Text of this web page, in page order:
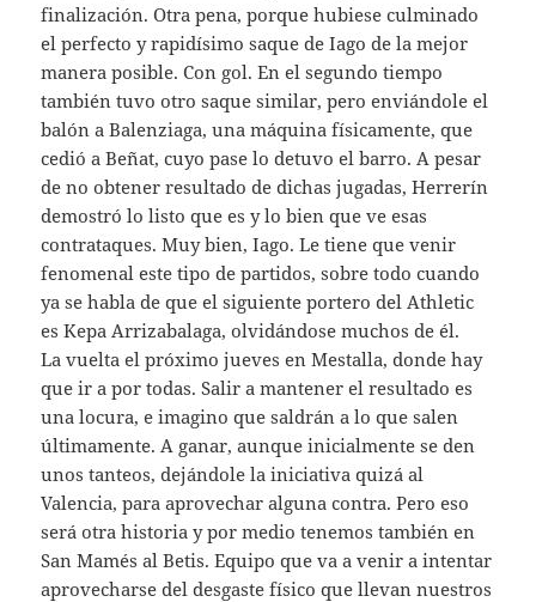
finalización. Otra pena, porque hubiese culminado
el perfecto y rapidísimo saque de Iago de la mejor
manera posible. Con gol. En el segundo tiempo
también tuvo otro saque similar, pero enviándole el
balón a Balenziaga, una máquina físicamente, que
cedió a Beñat, cuyo pase lo detuvo el barro. A pesar
de no obtener resultado de dichas jugadas, Herrerín
demostró lo listo que es y lo bien que ve esas
contrataques. Muy bien, Iago. Le tiene que venir
fenomenal este tipo de partidos, sobre todo cuando
ya se habla de que el siguiente portero del Athletic
es Kepa Arrizabalaga, olvidándose muchos de él.
La vuelta el próximo jueves en Mestalla, donde hay
que ir a por todas. Salir a mantener el resultado es
una locura, e imagino que saldrán a lo que salen
últimamente. A ganar, aunque inicialmente se den
unos tanteos, dejándole la iniciativa quizá al
Valencia, para aprovechar alguna contra. Pero eso
será otra historia y por medio tenemos también en
San Mamés al Betis. Equipo que va a venir a intentar
aprovecharse del desgaste físico que llevan nuestros